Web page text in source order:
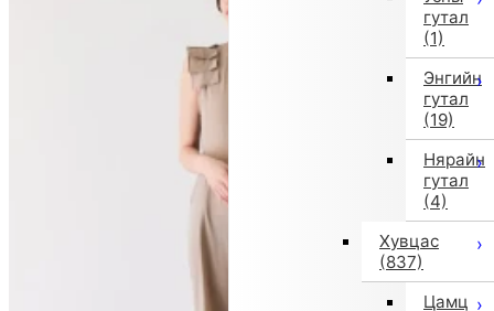
гутал
(1)
Энгийн
гутал
(19)
Нярайн
гутал
(4)
Хувцас
(837)
Цамц